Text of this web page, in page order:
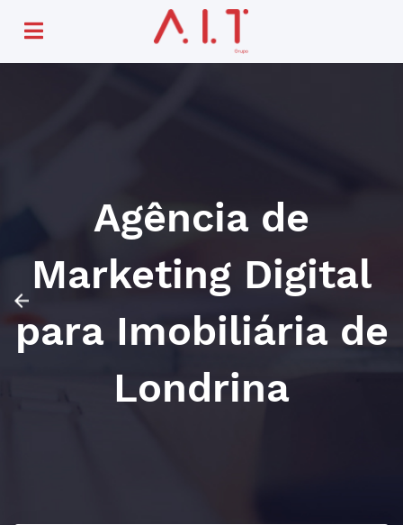
Agência de
Marketing Digital
para Imobiliária de
Londrina